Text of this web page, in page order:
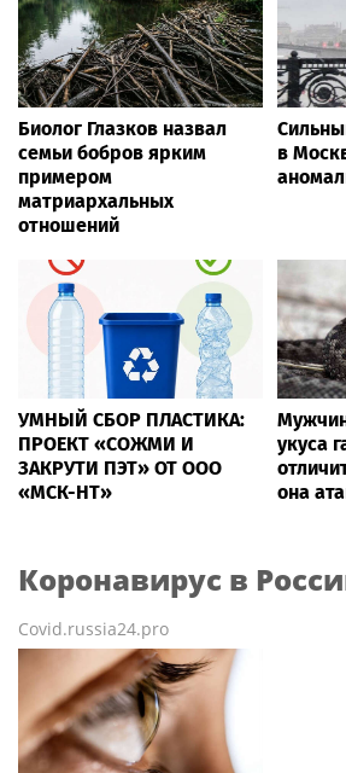
Биолог Глазков назвал
семьи бобров ярким
примером
матриархальных
отношений
в
УМНЫЙ СБОР ПЛАСТИКА:
ПРОЕКТ «СОЖМИ И
ЗАКРУТИ ПЭТ» ОТ ООО
«МСК-НТ»
укуса
она
Коронавирус в
Covid.russia24.pro